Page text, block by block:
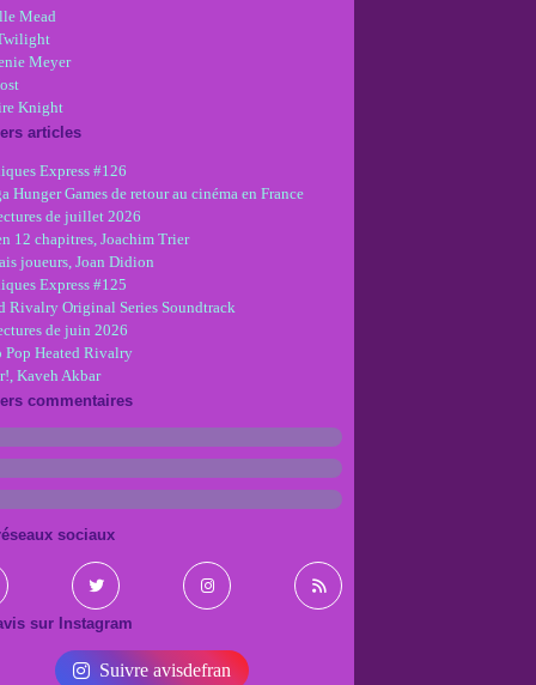
Mead
Meyer
Knight
articles
Express #126
Hunger Games de retour au cinéma en France
de juillet 2026
12 chapitres, Joachim Trier
joueurs, Joan Didion
Express #125
Rivalry Original Series Soundtrack
de juin 2026
Pop Heated Rivalry
Kaveh Akbar
commentaires
sociaux
sur Instagram
Suivre avisdefran